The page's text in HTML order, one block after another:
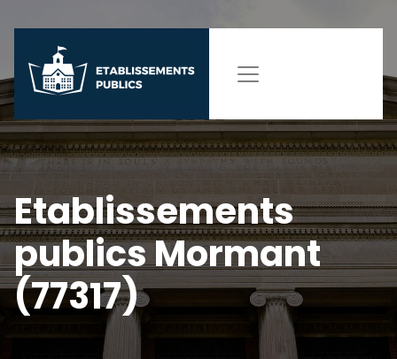
Etablissements
publics Mormant
(77317)